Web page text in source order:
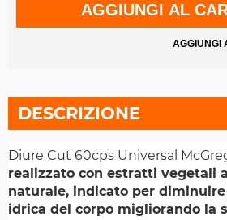
AGGIUNGI AL
AGGIUNGI
DESCRIZIONE
Diure Cut 60cps Universal
realizzato con estratti vegetali
naturale, indicato per
idrica del corpo migliorando la